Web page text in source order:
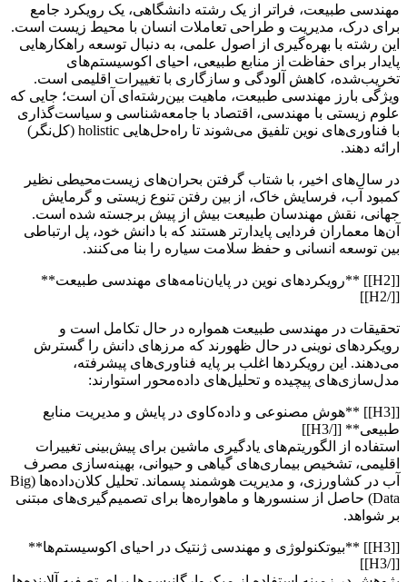
مهندسی طبیعت، فراتر از یک رشته دانشگاهی، یک رویکرد جامع
برای درک، مدیریت و طراحی تعاملات انسان با محیط زیست است.
این رشته با بهره‌گیری از اصول علمی، به دنبال توسعه راهکارهایی
پایدار برای حفاظت از منابع طبیعی، احیای اکوسیستم‌های
تخریب‌شده، کاهش آلودگی و سازگاری با تغییرات اقلیمی است.
ویژگی بارز مهندسی طبیعت، ماهیت بین‌رشته‌ای آن است؛ جایی که
علوم زیستی با مهندسی، اقتصاد با جامعه‌شناسی و سیاست‌گذاری
با فناوری‌های نوین تلفیق می‌شوند تا راه‌حل‌هایی holistic (کل‌نگر)
ارائه دهند.
در سال‌های اخیر، با شتاب گرفتن بحران‌های زیست‌محیطی نظیر
کمبود آب، فرسایش خاک، از بین رفتن تنوع زیستی و گرمایش
جهانی، نقش مهندسان طبیعت بیش از پیش برجسته شده است.
آن‌ها معماران فردایی پایدارتر هستند که با دانش خود، پل ارتباطی
بین توسعه انسانی و حفظ سلامت سیاره را بنا می‌کنند.
[[H2]] **رویکردهای نوین در پایان‌نامه‌های مهندسی طبیعت**
[[/H2]]
تحقیقات در مهندسی طبیعت همواره در حال تکامل است و
رویکردهای نوینی در حال ظهورند که مرزهای دانش را گسترش
می‌دهند. این رویکردها اغلب بر پایه فناوری‌های پیشرفته،
مدل‌سازی‌های پیچیده و تحلیل‌های داده‌محور استوارند:
[[H3]] **هوش مصنوعی و داده‌کاوی در پایش و مدیریت منابع
طبیعی** [[/H3]]
استفاده از الگوریتم‌های یادگیری ماشین برای پیش‌بینی تغییرات
اقلیمی، تشخیص بیماری‌های گیاهی و حیوانی، بهینه‌سازی مصرف
آب در کشاورزی، و مدیریت هوشمند پسماند. تحلیل کلان‌داده‌ها (Big
Data) حاصل از سنسورها و ماهواره‌ها برای تصمیم‌گیری‌های مبتنی
بر شواهد.
[[H3]] **بیوتکنولوژی و مهندسی ژنتیک در احیای اکوسیستم‌ها**
[[/H3]]